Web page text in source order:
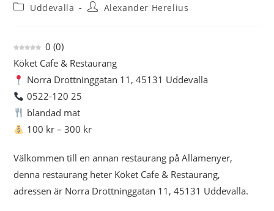
Inläggskategori:
Uddevalla Inläggsförfattare:
Alexander Herelius
0 (0)
Köket Cafe & Restaurang
Norra Drottninggatan 11, 45131 Uddevalla
0522-120 25
blandad mat
100 kr – 300 kr
Välkommen till en annan restaurang på Allamenyer,
denna restaurang heter Köket Cafe & Restaurang,
adressen är Norra Drottninggatan 11, 45131 Uddevalla.